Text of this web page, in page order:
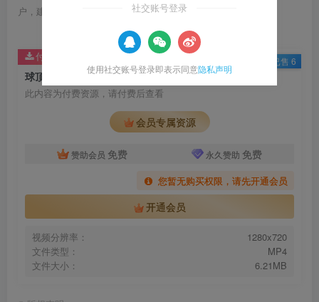
户，建议用123云盘可获得更快的下载速度。
球顶 音乐厅简约白色沉浸空间 升降光环设计
此内容为付费资源，请付费后查看
会员专属资源
赞助会员 免费 永久赞助 免费
您暂无购买权限，请先开通会员
开通会员
视频分辨率：
1280x720
文件类型：
MP4
文件大小：
6.21MB
付费资源 已售 6
社交账号登录
使用社交账号登录即表示同意隐私声明